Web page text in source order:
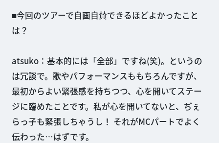
■今回のツアーで自画自賛できるほどよかったこと
は？
atsuko：基本的には「全部」ですね(笑)。というの
は冗談で。歌やパフォーマンスももちろんですが、
最初からよい緊張感を持ちつつ、心を開いてステー
ジに臨めたことです。私が心を開いてないと、ぢぇ
らっ子も緊張しちゃうし！ それがMCパートでよく
伝わった…はずです。